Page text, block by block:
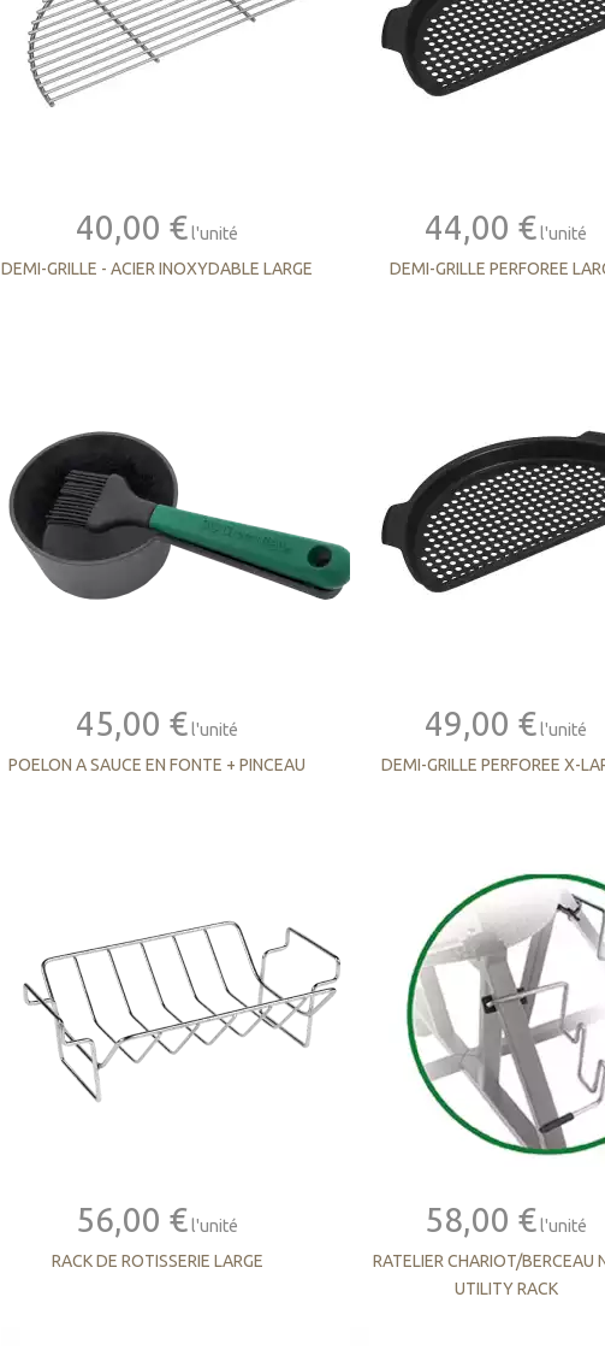
40,00 € l'unité
DEMI-GRILLE - ACIER INOXYDABLE LARGE
44,00 € l'unité
DEMI-GRILLE PERFOREE
45,00 € l'unité
POELON A SAUCE EN FONTE + PINCEAU
49,00 € l'unité
DEMI-GRILLE PERFOREE X-
56,00 € l'unité
RACK DE ROTISSERIE LARGE
58,00 € l'unité
RATELIER CHARIOT/BERCEAU
UTILITY RACK